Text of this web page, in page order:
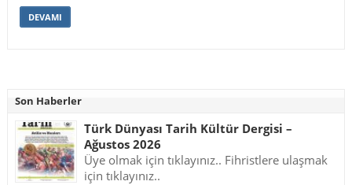
DEVAMI
Son Haberler
Türk Dünyası Tarih Kültür Dergisi –
Ağustos 2026
Üye olmak için tıklayınız.. Fihristlere ulaşmak
için tıklayınız..